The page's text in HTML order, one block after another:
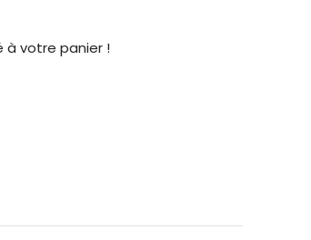
à votre panier !